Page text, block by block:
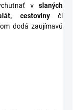
v slaných
cestovinyči
dodá zaujímavú